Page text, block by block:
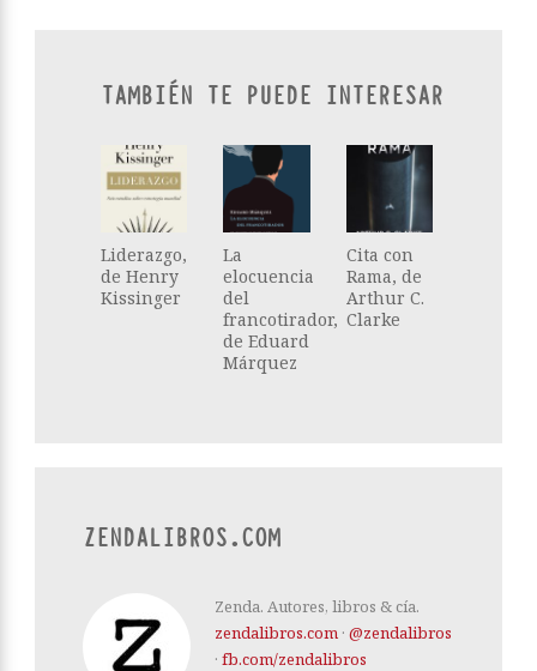
TAMBIÉN TE PUEDE INTERESAR
Liderazgo,
de Henry
Kissinger
La
elocuencia
del
francotirador,
de Eduard
Márquez
Cita con
Rama, de
Arthur C.
Clarke
ZENDALIBROS.COM
Zenda. Autores, libros & cía.
zendalibros.com · @zendalibros
· fb.com/zendalibros